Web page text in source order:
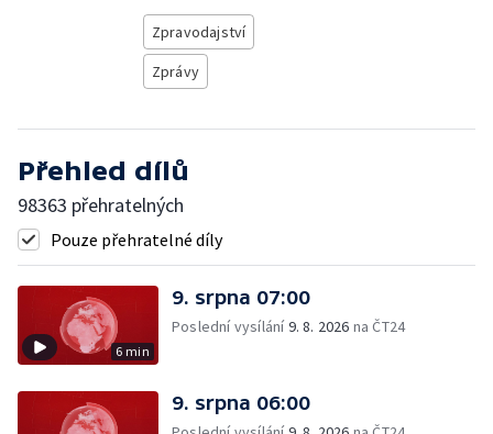
Zpravodajství
Zprávy
Přehled dílů
98363 přehratelných
Pouze přehratelné díly
6 min
9. srpna 07:00
Poslední vysílání9. 8. 2026 na ČT24
9. srpna 06:00